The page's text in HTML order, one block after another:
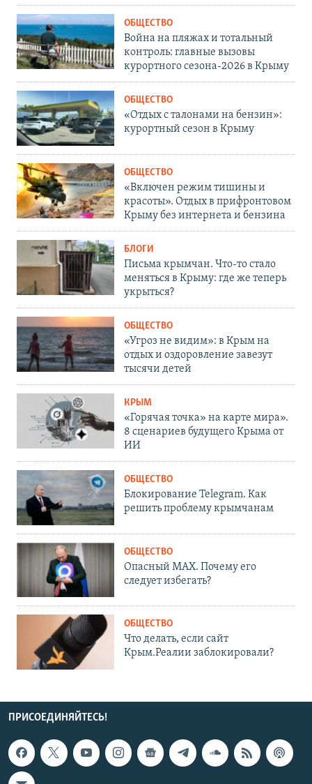
ОБЩЕСТВО
Война на пляжах и тотальный
контроль: главные вызовы
курортного сезона-2026 в Крыму
ОБЩЕСТВО
«Отдых с талонами на бензин»:
курортный сезон в Крыму
ОБЩЕСТВО
«Включен режим тишины и
красоты». Отдых в прифронтовом
Крыму без интернета и бензина
БЛОГИ
Письма крымчан. Что-то стало
меняться в Крыму: где же теперь
укрыться?
ОБЩЕСТВО
«Угроз не видим»: в Крым на
отдых и оздоровление завезут
тысячи детей
КРЫМ
«Горячая точка» на карте мира».
8 сценариев будущего Крыма от
ИИ
ОБЩЕСТВО
Блокирование Telegram. Как
решить проблему крымчанам
ОБЩЕСТВО
Опасный MAX. Почему его
следует избегать?
ОБЩЕСТВО
Что делать, если сайт
Крым.Реалии заблокировали?
ПРИСОЕДИНЯЙТЕСЬ!